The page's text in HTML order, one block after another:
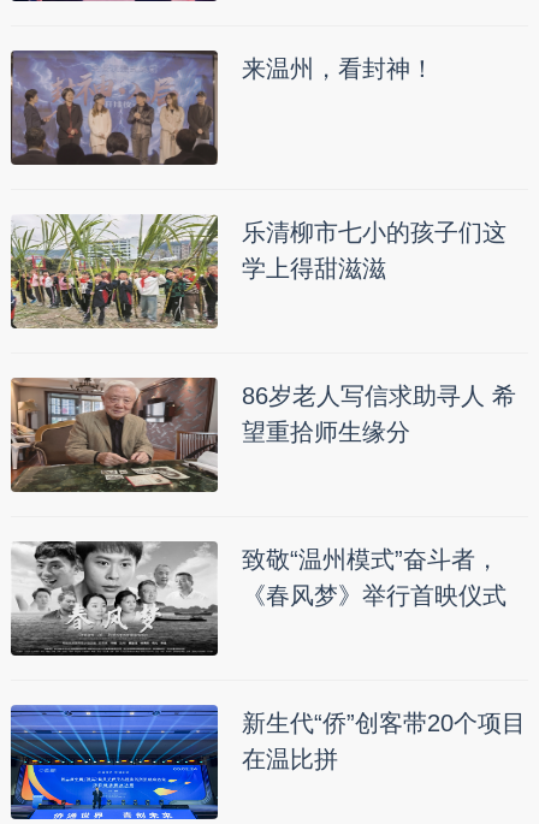
来温州，看封神！
乐清柳市七小的孩子们这
学上得甜滋滋
86岁老人写信求助寻人 希
望重拾师生缘分
致敬“温州模式”奋斗者，
《春风梦》举行首映仪式
新生代“侨”创客带20个项目
在温比拼